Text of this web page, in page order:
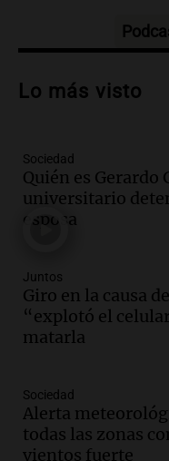
Audio.Walter
primeros
Audio.
con nuevas
sobre el
Panorama Federal
Audio.
El
del incendio
Ahora país
Episodios
la mujer
detuvieron a
Ahora país
Lo más visto
Sociedad
Quién es Gerardo
universitario
esposa
Juntos
Giro en la causa
“explotó el
matarla
Sociedad
Alerta
todas las zonas
vientos fuerte